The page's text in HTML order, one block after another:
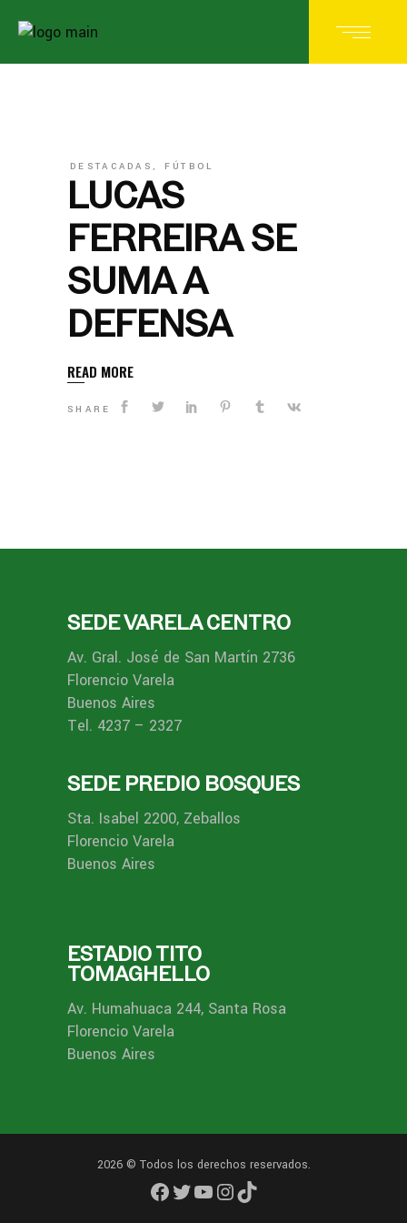
DESTACADAS, FÚTBOL
LUCAS
FERREIRA SE
SUMA A
DEFENSA
READ MORE
SHARE
SEDE VARELA CENTRO
Av. Gral. José de San Martín 2736
Florencio Varela
Buenos Aires
Tel. 4237 – 2327
SEDE PREDIO BOSQUES
Sta. Isabel 2200, Zeballos
Florencio Varela
Buenos Aires
ESTADIO TITO
TOMAGHELLO
Av. Humahuaca 244, Santa Rosa
Florencio Varela
Buenos Aires
2026 © Todos los derechos reservados.